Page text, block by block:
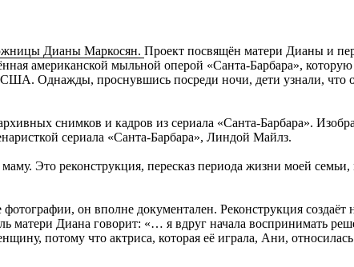
Дианы Маркосян. Проект посвящён матери Дианы и
американской мыльной оперой «Санта-Барбара», которую
Однажды, проснувшись посреди ночи, дети узнали,
снимков и кадров из сериала «Санта-Барбара».
сериала «Санта-Барбара», Линдой Майлз.
Это реконструкция, пересказ периода жизни моей
он вполне документален. Реконструкция
матери Диана говорит: «… я вдруг начала воспринимать
потому что актриса, которая её играла, Ани,